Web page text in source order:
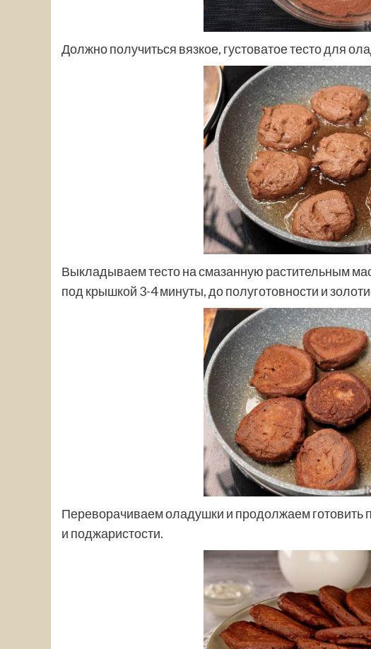
Должно получиться вязкое, густоватое тесто для
Выкладываем тесто на смазанную растительным
под крышкой 3-4 минуты, до полуготовности и
Переворачиваем оладушки и продолжаем готовить
и поджаристости.